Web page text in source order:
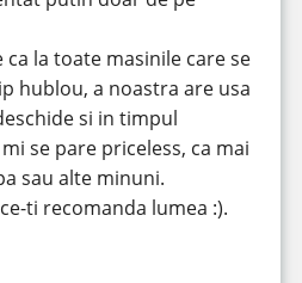
ca la toate masinile care se
hublou, a noastra are usa
si in timpul
se pare priceless, ca mai
sau alte minuni.
ti recomanda lumea :).